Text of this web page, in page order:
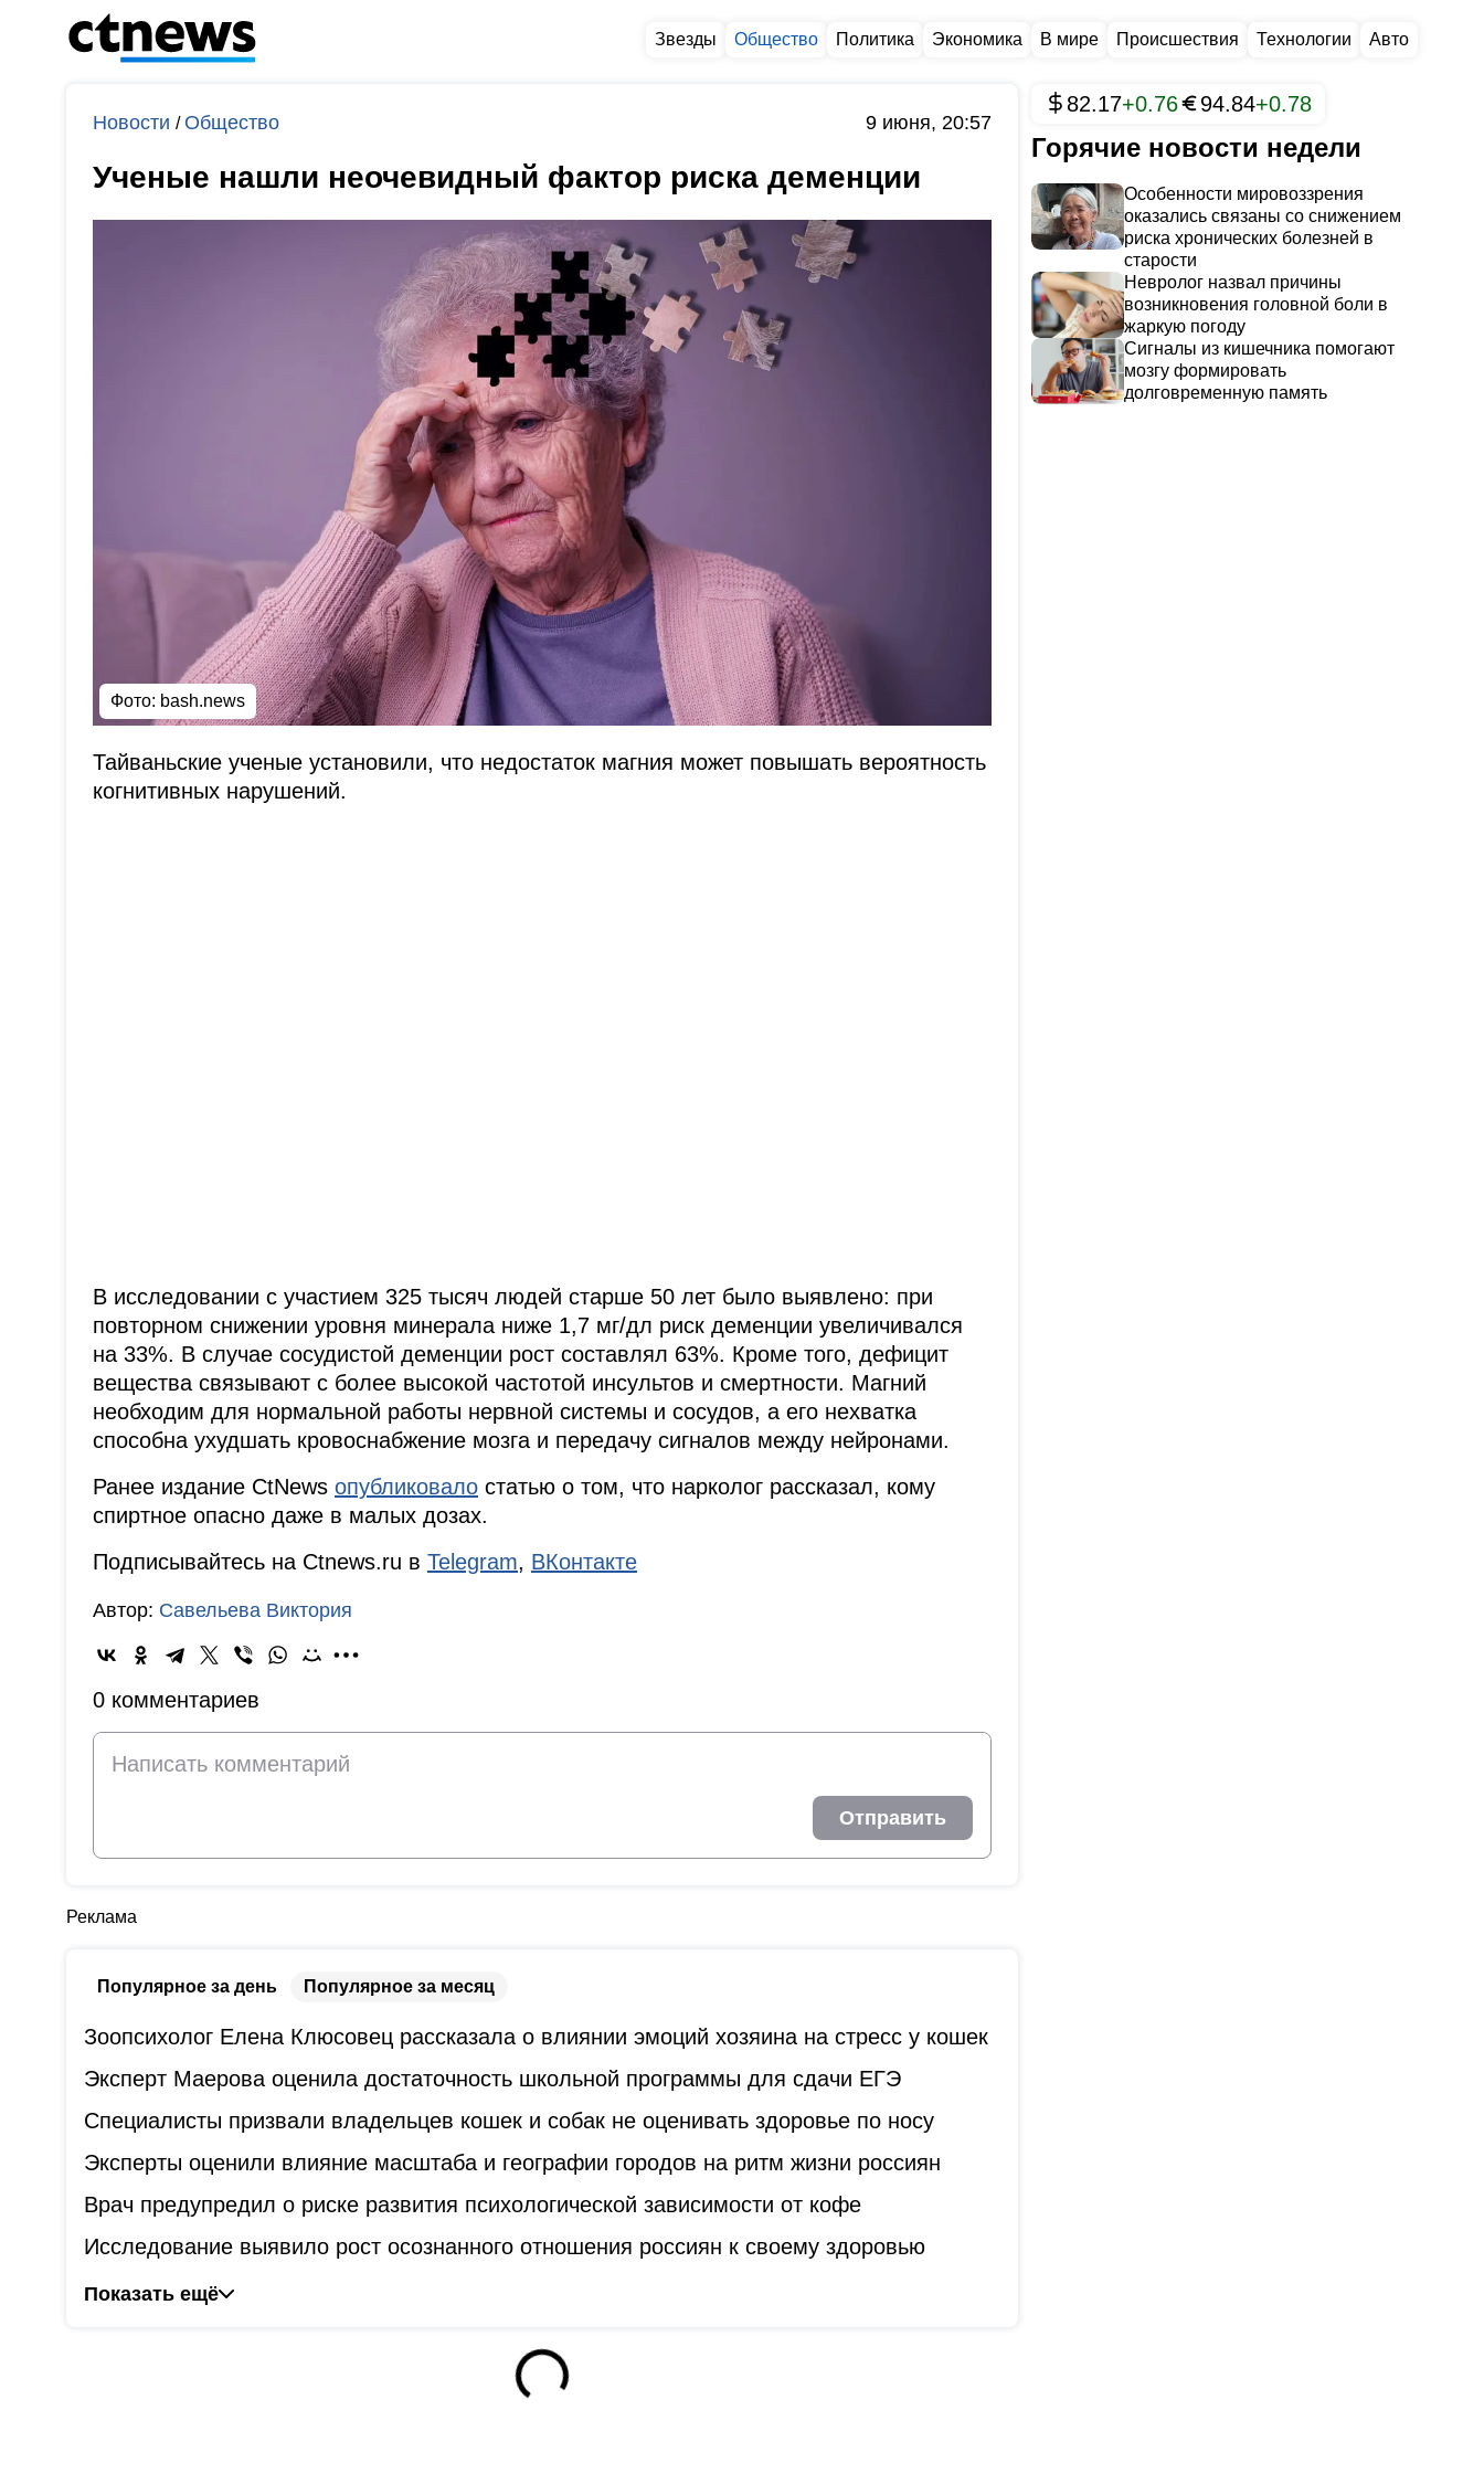
Звезды Общество Политика Экономика В мире Происшествия Технологии Авто
Новости /Общество 9 июня, 20:57
Ученые нашли неочевидный фактор риска деменции
Фото: bash.news
Тайваньские ученые установили, что недостаток магния может повышать вероятность
когнитивных нарушений.
В исследовании с участием 325 тысяч людей старше 50 лет было выявлено: при
повторном снижении уровня минерала ниже 1,7 мг/дл риск деменции увеличивался
на 33%. В случае сосудистой деменции рост составлял 63%. Кроме того, дефицит
вещества связывают с более высокой частотой инсультов и смертности. Магний
необходим для нормальной работы нервной системы и сосудов, а его нехватка
способна ухудшать кровоснабжение мозга и передачу сигналов между нейронами.
Ранее издание CtNews опубликовало статью о том, что нарколог рассказал, кому
спиртное опасно даже в малых дозах.
Подписывайтесь на Ctnews.ru в Telegram, ВКонтакте
Автор: Савельева Виктория
0 комментариев
Отправить
Реклама
Популярное за день Популярное за месяц
Зоопсихолог Елена Клюсовец рассказала о влиянии эмоций хозяина на стресс у кошек
Эксперт Маерова оценила достаточность школьной программы для сдачи ЕГЭ
Специалисты призвали владельцев кошек и собак не оценивать здоровье по носу
Эксперты оценили влияние масштаба и географии городов на ритм жизни россиян
Врач предупредил о риске развития психологической зависимости от кофе
Исследование выявило рост осознанного отношения россиян к своему здоровью
Показать ещё
82.17+0.76 94.84+0.78
Горячие новости недели
Особенности мировоззрения
оказались связаны со снижением
риска хронических болезней в
старости
Невролог назвал причины
возникновения головной боли в
жаркую погоду
Сигналы из кишечника помогают
мозгу формировать
долговременную память